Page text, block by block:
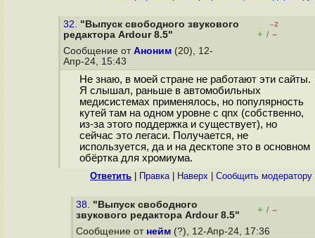
32. "Выпуск свободного звукового
редактора Ardour 8.5"
–2
+ / –
Сообщение от Аноним (20), 12-
Апр-24, 15:43
Не знаю, в моей стране не работают эти сайты.
Я слышал, раньше в автомобильных
медисистемах применялось, но популярность
кутей там на одном уровне с qnx (собственно,
из-за этого поддержка и существует), но
сейчас это легаси. Получается, не
используется, да и на десктопе это в основном
обёртка для хромиума.
Ответить Правка| Наверх Cообщить модератору
38. "Выпуск свободного
звукового редактора Ardour 8.5"
+ / –
Сообщение от нейм (?), 12-Апр-24, 17:36